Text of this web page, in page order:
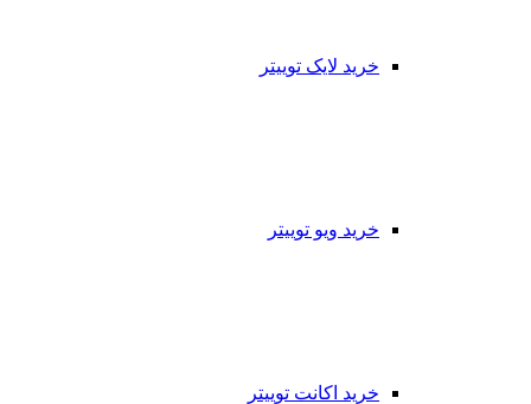
خرید لایک توییتر
خرید ویو توییتر
خرید اکانت توییتر